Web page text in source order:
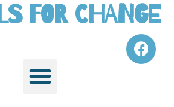
FOR CHANGE